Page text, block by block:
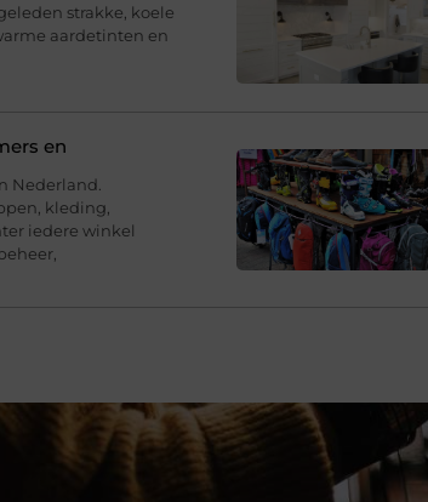
strakke, koele
aardetinten en
en
Nederland.
kleding,
iedere winkel